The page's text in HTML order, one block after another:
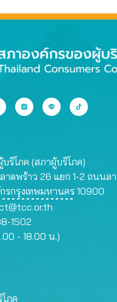
ริโภค (สภาผู้บริโภค)
ลาดพร้าว 26 แยก 1-2 ถนนล
รกรุงเทพมหานคร 10900
1502
- 18.00 น.)
ภค